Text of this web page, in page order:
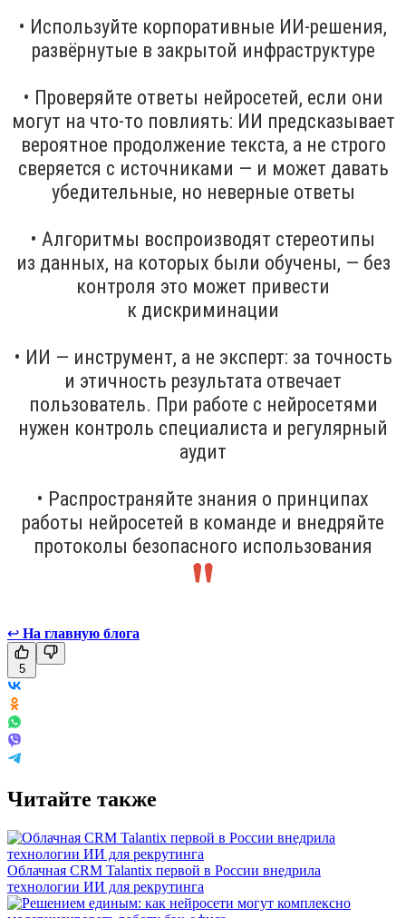
• Используйте корпоративные ИИ-решения,
развёрнутые в закрытой инфраструктуре
• Проверяйте ответы нейросетей, если они
могут на что-то повлиять: ИИ предсказывает
вероятное продолжение текста, а не строго
сверяется с источниками — и может давать
убедительные, но неверные ответы
• Алгоритмы воспроизводят стереотипы
из данных, на которых были обучены, — без
контроля это может привести
к дискриминации
• ИИ — инструмент, а не эксперт: за точность
и этичность результата отвечает
пользователь. При работе с нейросетями
нужен контроль специалиста и регулярный
аудит
• Распространяйте знания о принципах
работы нейросетей в команде и внедряйте
протоколы безопасного использования
↩ На главную блога
5
Читайте также
Облачная CRM Talantix первой в России внедрила
технологии ИИ для рекрутинга